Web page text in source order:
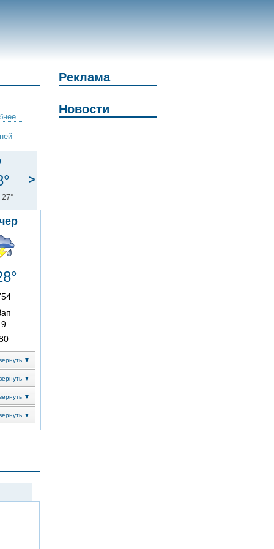
9
▼
▼
▼
▼
>
Реклама
Новости